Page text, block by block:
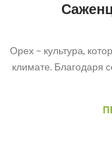
Орех – культура,
климате. Благодаря